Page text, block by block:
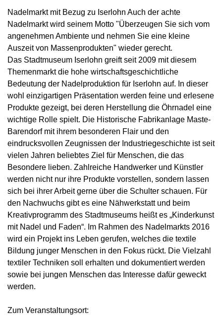
Nadelmarkt mit Bezug zu Iserlohn Auch der achte
Nadelmarkt wird seinem Motto "Überzeugen Sie sich vom
angenehmen Ambiente und nehmen Sie eine kleine
Auszeit von Massenprodukten" wieder gerecht.
Das Stadtmuseum Iserlohn greift seit 2009 mit diesem
Themenmarkt die hohe wirtschaftsgeschichtliche
Bedeutung der Nadelproduktion für Iserlohn auf. In dieser
wohl einzigartigen Präsentation werden feine und erlesene
Produkte gezeigt, bei deren Herstellung die Öhrnadel eine
wichtige Rolle spielt. Die Historische Fabrikanlage Maste-
Barendorf mit ihrem besonderen Flair und den
eindrucksvollen Zeugnissen der Industriegeschichte ist seit
vielen Jahren beliebtes Ziel für Menschen, die das
Besondere lieben. Zahlreiche Handwerker und Künstler
werden nicht nur ihre Produkte vorstellen, sondern lassen
sich bei ihrer Arbeit gerne über die Schulter schauen. Für
den Nachwuchs gibt es eine Nähwerkstatt und beim
Kreativprogramm des Stadtmuseums heißt es „Kinderkunst
mit Nadel und Faden“. Im Rahmen des Nadelmarkts 2016
wird ein Projekt ins Leben gerufen, welches die textile
Bildung junger Menschen in den Fokus rückt. Die Vielzahl
textiler Techniken soll erhalten und dokumentiert werden
sowie bei jungen Menschen das Interesse dafür geweckt
werden.
Zum Veranstaltungsort: